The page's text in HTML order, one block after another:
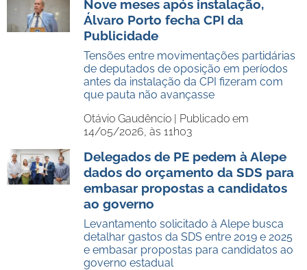
Nove meses após instalação,
Álvaro Porto fecha CPI da
Publicidade
Tensões entre movimentações partidárias
de deputados de oposição em períodos
antes da instalação da CPI fizeram com
que pauta não avançasse
Otávio Gaudêncio | Publicado em
14/05/2026, às 11h03
Delegados de PE pedem à Alepe
dados do orçamento da SDS para
embasar propostas a candidatos
ao governo
Levantamento solicitado à Alepe busca
detalhar gastos da SDS entre 2019 e 2025
e embasar propostas para candidatos ao
governo estadual